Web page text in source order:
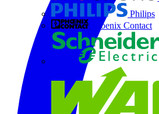
Philips
Phoenix Contact